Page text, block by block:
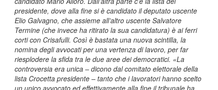
presidente, dove alla fine si è candidato il deputato uscente
Elio Galvagno, che assieme all’altro uscente Salvatore
Termine (che invece ha ritirato la sua candidatura) è ai ferri
corti con Crisafulli. Così è bastata una nuova scintilla, la
nomina degli avvocati per una vertenza di lavoro, per far
riesplodere la sfida tra le due aree dei democratici. «La
controversia era unica – dicono dal comitato elettorale della
lista Crocetta presidente – tanto che i lavoratori hanno scelto
un unico avvocato ed effettivamente alla fine il tribunale ha